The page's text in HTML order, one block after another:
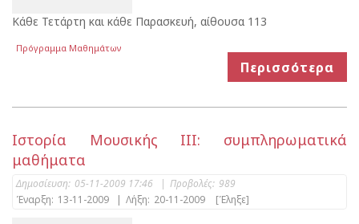
Κάθε Τετάρτη και κάθε Παρασκευή, αίθουσα 113
Πρόγραμμα Μαθημάτων
Περισσότερα
Ιστορία Μουσικής ΙΙΙ: συμπληρωματικά
μαθήματα
Δημοσίευση: 05-11-2009 17:46 | Προβολές: 989
Έναρξη: 13-11-2009 | Λήξη: 20-11-2009 [Έληξε]